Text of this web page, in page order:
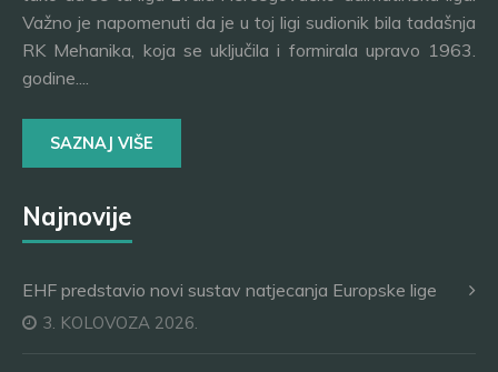
Važno je napomenuti da je u toj ligi sudionik bila tadašnja
RK Mehanika, koja se uključila i formirala upravo 1963.
godine....
SAZNAJ VIŠE
Najnovije
EHF predstavio novi sustav natjecanja Europske lige
3. KOLOVOZA 2026.